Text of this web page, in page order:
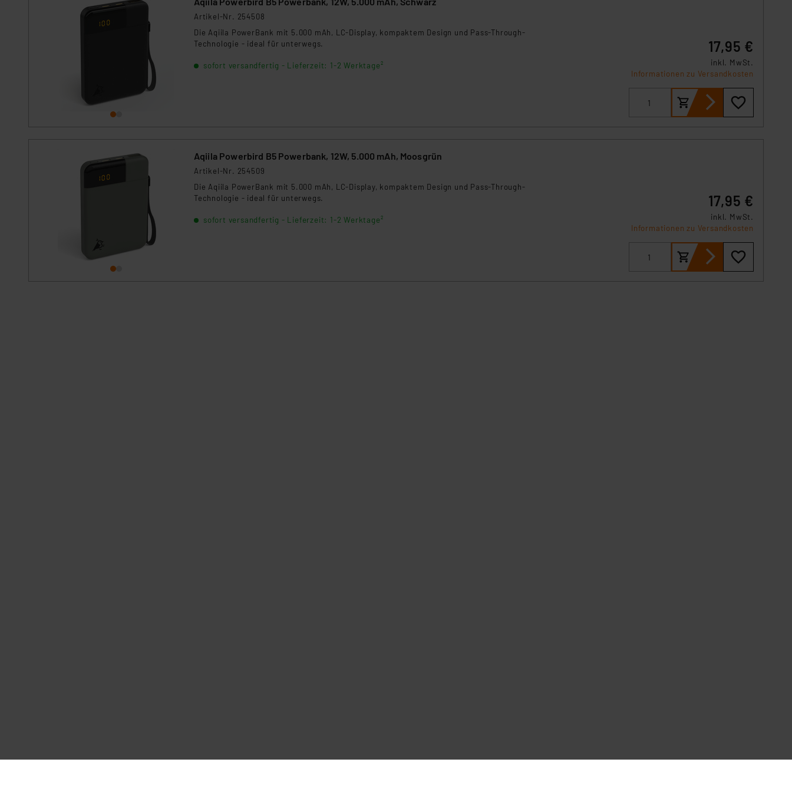
Daten in Überwachungsprogrammen verarbeiten, ohne dass hiergegen Klagemöglichkeiten für Europäer bestehen.
Unsere Kooperation mit diesen Dienstleistern stützt sich auf die Standarddatenschutzklauseln der Europäischen
Kommission sowie einer eigenen Beurteilung der mit der Datenübermittlung, insbesondere der Art der übermittelten
Daten, verbundenen Risiken.“
Impressum
Artikel-Nr. 254508
Die Aqiila PowerBank mit 5.000 mAh, LC-Display, kompaktem Design und Pass-Through-
Technologie - ideal für unterwegs.
sofort versandfertig - Lieferzeit: 1-2 Werktage²
17,95 €
inkl. MwSt.
Informationen zu Versandkosten
Aqiila Powerbird B5 Powerbank, 12W, 5.000 mAh, Moosgrün
Artikel-Nr. 254509
Die Aqiila PowerBank mit 5.000 mAh, LC-Display, kompaktem Design und Pass-Through-
Technologie - ideal für unterwegs.
sofort versandfertig - Lieferzeit: 1-2 Werktage²
17,95 €
inkl. MwSt.
Informationen zu Versandkosten